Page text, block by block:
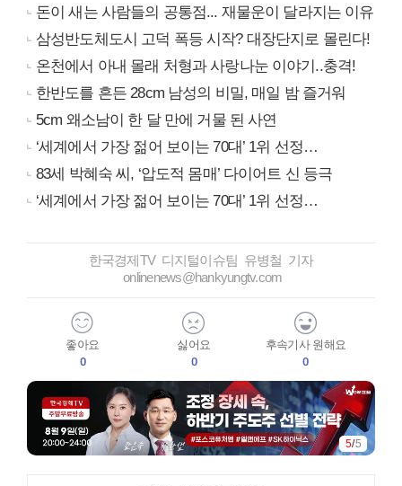
돈이 새는 사람들의 공통점... 재물운이 달라지는 이유
삼성반도체도시 고덕 폭등 시작? 대장단지로 몰린다!
온천에서 아내 몰래 처형과 사랑나눈 이야기..충격!
한반도를 흔든 28cm 남성의 비밀, 매일 밤 즐거워
5cm 왜소남이 한 달 만에 거물 된 사연
‘세계에서 가장 젊어 보이는 70대’ 1위 선정…
83세 박혜숙 씨, ‘압도적 몸매’ 다이어트 신 등극
‘세계에서 가장 젊어 보이는 70대’ 1위 선정…
한국경제TV 디지털이슈팀 유병철 기자
onlinenews@hankyungtv.com
좋아요
0
싫어요
0
후속기사 원해요
0
5/5